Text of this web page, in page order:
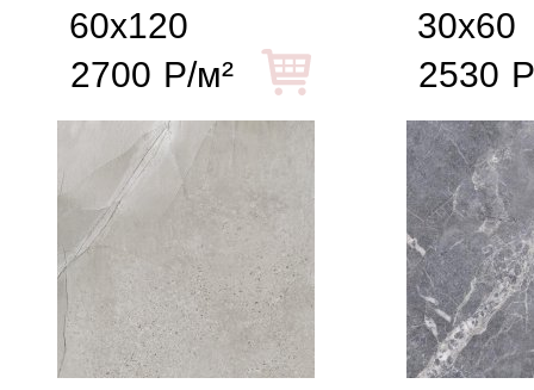
60x120
2700 Р/м²
30x60
2530